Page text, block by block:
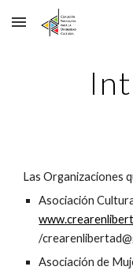
Skip to main content
Las Organizaciones
Asociación
/
Asociación de